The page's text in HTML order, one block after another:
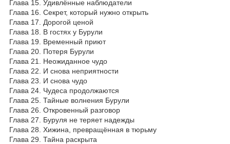
Глава 15. Удивлённые наблюдатели
Глава 16. Секрет, который нужно открыть
Глава 17. Дорогой ценой
Глава 18. В гостях у Бурули
Глава 19. Временный приют
Глава 20. Потеря Бурули
Глава 21. Неожиданное чудо
Глава 22. И снова неприятности
Глава 23. И снова чудо
Глава 24. Чудеса продолжаются
Глава 25. Тайные волнения Бурули
Глава 26. Откровенный разговор
Глава 27. Буруля не теряет надежды
Глава 28. Хижина, превращённая в тюрьму
Глава 29. Тайна раскрыта